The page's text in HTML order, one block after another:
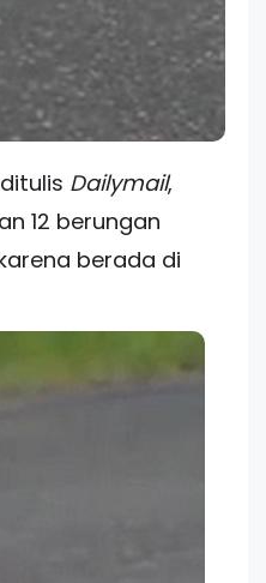
Dailymail,
12 berungan
berada di